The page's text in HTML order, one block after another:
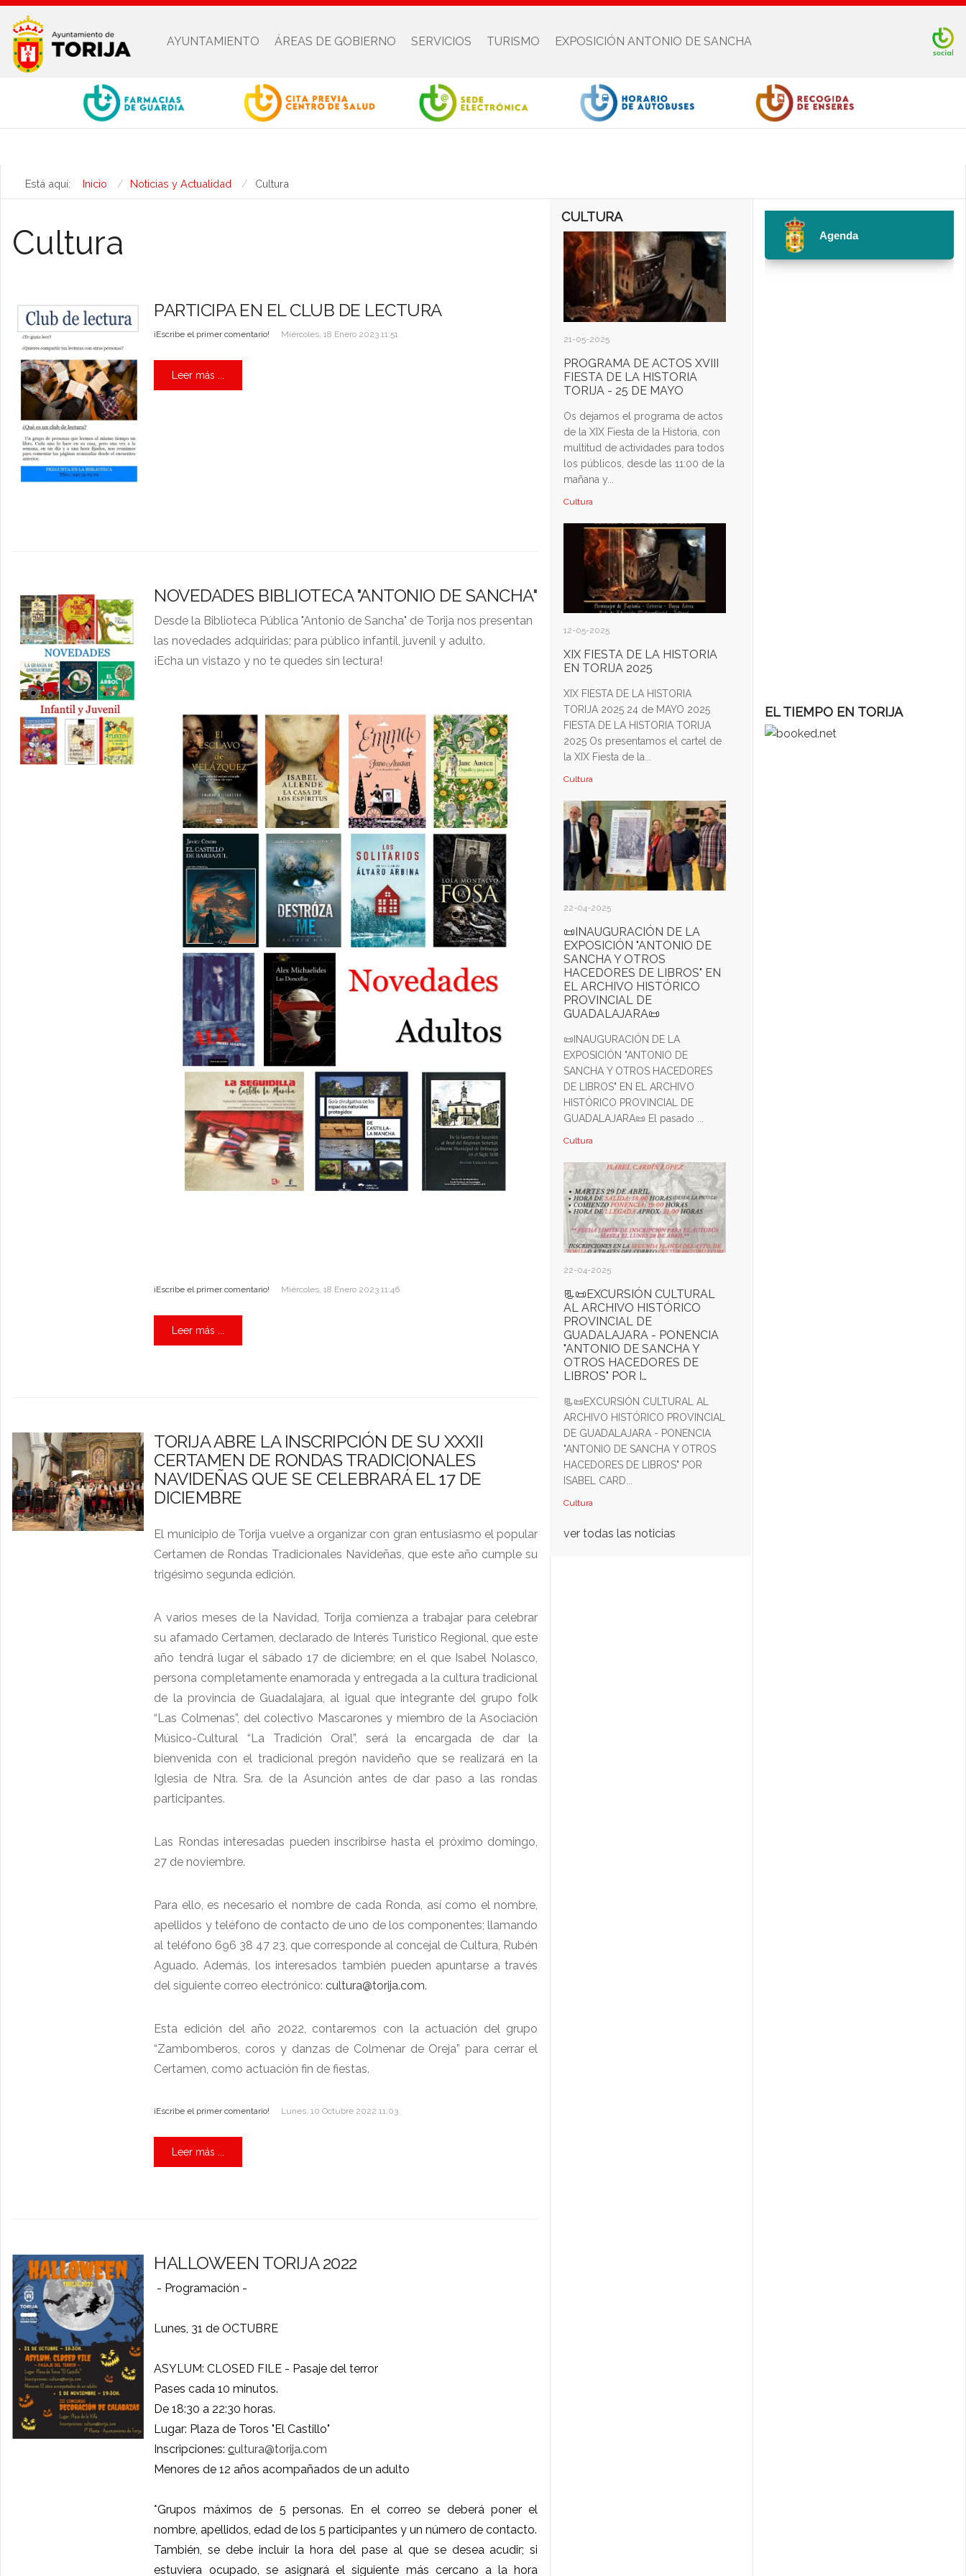
Youtube
AYUNTAMIENTO ÁREAS DE GOBIERNO SERVICIOS TURISMO EXPOSICIÓN ANTONIO DE SANCHA
Está aquí: Inicio Noticias y Actualidad Cultura
Cultura
PARTICIPA EN EL CLUB DE LECTURA
¡Escribe el primer comentario! Miércoles, 18 Enero 2023 11:51
Leer más ...
NOVEDADES BIBLIOTECA "ANTONIO DE SANCHA"
Desde la Biblioteca Pública "Antonio de Sancha" de Torija nos presentan
las novedades adquiridas; para público infantil, juvenil y adulto.
¡Echa un vistazo y no te quedes sin lectura!
¡Escribe el primer comentario! Miércoles, 18 Enero 2023 11:46
Leer más ...
TORIJA ABRE LA INSCRIPCIÓN DE SU XXXII
CERTAMEN DE RONDAS TRADICIONALES
NAVIDEÑAS QUE SE CELEBRARÁ EL 17 DE
DICIEMBRE
El municipio de Torija vuelve a organizar con gran entusiasmo el popular
Certamen de Rondas Tradicionales Navideñas, que este año cumple su
trigésimo segunda edición.
A varios meses de la Navidad, Torija comienza a trabajar para celebrar
su afamado Certamen, declarado de Interés Turístico Regional, que este
año tendrá lugar el sábado 17 de diciembre; en el que Isabel Nolasco,
persona completamente enamorada y entregada a la cultura tradicional
de la provincia de Guadalajara, al igual que integrante del grupo folk
“Las Colmenas”, del colectivo Mascarones y miembro de la Asociación
Músico-Cultural “La Tradición Oral”, será la encargada de dar la
bienvenida con el tradicional pregón navideño que se realizará en la
Iglesia de Ntra. Sra. de la Asunción antes de dar paso a las rondas
participantes.
Las Rondas interesadas pueden inscribirse hasta el próximo domingo,
27 de noviembre.
Para ello, es necesario el nombre de cada Ronda, así como el nombre,
apellidos y teléfono de contacto de uno de los componentes; llamando
al teléfono 696 38 47 23, que corresponde al concejal de Cultura, Rubén
Aguado. Además, los interesados también pueden apuntarse a través
del siguiente correo electrónico:cultura@torija.com.
Esta edición del año 2022, contaremos con la actuación del grupo
“Zambomberos, coros y danzas de Colmenar de Oreja” para cerrar el
Certamen, como actuación fin de fiestas.
¡Escribe el primer comentario! Lunes, 10 Octubre 2022 11:03
Leer más ...
HALLOWEEN TORIJA 2022
- Programación -
Lunes, 31 de OCTUBRE
ASYLUM: CLOSED FILE - Pasaje del terror
Pases cada 10 minutos.
De 18:30 a 22:30 horas.
Lugar: Plaza de Toros "El Castillo"
Inscripciones:cultura@torija.com
Menores de 12 años acompañados de un adulto
*Grupos máximos de 5 personas. En el correo se deberá poner el
nombre, apellidos, edad de los 5 participantes y un número de contacto.
También, se debe incluir la hora del pase al que se desea acudir; si
estuviera ocupado, se asignará el siguiente más cercano a la hora
CULTURA
21-05-2025
PROGRAMA DE ACTOS XVIII
FIESTA DE LA HISTORIA
TORIJA - 25 DE MAYO
Os dejamos el programa de actos
de la XIX Fiesta de la Historia, con
multitud de actividades para todos
los públicos, desde las 11:00 de la
mañana y...
Cultura
12-05-2025
XIX FIESTA DE LA HISTORIA
EN TORIJA 2025
XIX FIESTA DE LA HISTORIA
TORIJA 2025 24 de MAYO 2025
FIESTA DE LA HISTORIA TORIJA
2025 Os presentamos el cartel de
la XIX Fiesta de la...
Cultura
22-04-2025
📜INAUGURACIÓN DE LA
EXPOSICIÓN "ANTONIO DE
SANCHA Y OTROS
HACEDORES DE LIBROS" EN
EL ARCHIVO HISTÓRICO
PROVINCIAL DE
GUADALAJARA📜
📜INAUGURACIÓN DE LA
EXPOSICIÓN "ANTONIO DE
SANCHA Y OTROS HACEDORES
DE LIBROS" EN EL ARCHIVO
HISTÓRICO PROVINCIAL DE
GUADALAJARA📜 El pasado ...
Cultura
22-04-2025
📃📜EXCURSIÓN CULTURAL
AL ARCHIVO HISTÓRICO
PROVINCIAL DE
GUADALAJARA - PONENCIA
"ANTONIO DE SANCHA Y
OTROS HACEDORES DE
LIBROS" POR I…
📃📜EXCURSIÓN CULTURAL AL
ARCHIVO HISTÓRICO PROVINCIAL
DE GUADALAJARA - PONENCIA
"ANTONIO DE SANCHA Y OTROS
HACEDORES DE LIBROS" POR
ISABEL CARD...
Cultura
ver todas las noticias
EL TIEMPO EN TORIJA